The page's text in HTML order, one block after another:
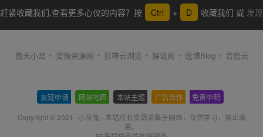
赶紧收藏我们,查看更多心仪的内容？按 Ctrl + D 收藏我们 或 发现
傲天小窝 爱微资源网 狂神云浏览 解说网 逸博Blog 青鹿云
友链申请 网站地图 本站主题 广告合作 免责申明
Copyright © 2021 · 小灰兔 · 本站所有资源采集于网络，仅供学习，禁止商
用。